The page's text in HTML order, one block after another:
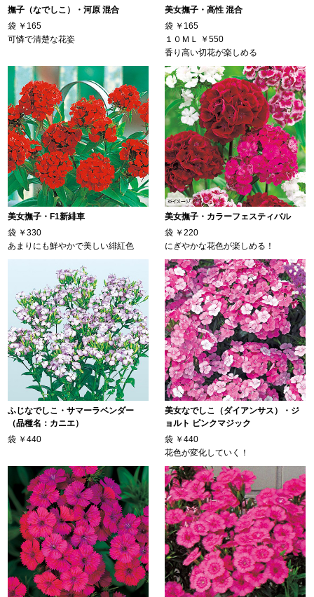
撫子（なでしこ）・河原 混合
袋 ￥165
可憐で清楚な花姿
美女撫子・高性 混合
袋 ￥165
１０ＭＬ
￥550
香り高い切花が楽しめる
美女撫子・F1新緋車
袋 ￥330
あまりにも鮮やかで美しい緋紅色
美女撫子・カラーフェスティバル
袋 ￥220
にぎやかな花色が楽しめる！
ふじなでしこ・サマーラベンダー
（品種名：カニエ）
袋 ￥440
美女なでしこ（ダイアンサス）・ジ
ョルト ピンクマジック
袋 ￥440
花色が変化していく！